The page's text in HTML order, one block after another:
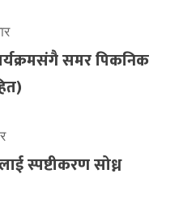
समर पिकनिक
स्पष्टीकरण सोध्न